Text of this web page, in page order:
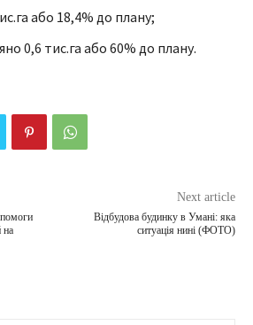
або 18,4% до плану;
0,6 тис.га або 60% до плану.
на
Next article
Відбудова будинку в Умані: яка
ситуація нині (ФОТО)